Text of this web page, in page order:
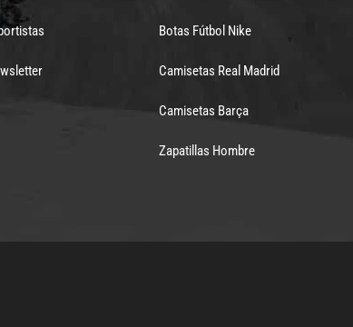
Botas Fútbol Nike
Camisetas Real Madrid
Camisetas Barça
Zapatillas Hombre